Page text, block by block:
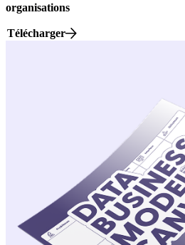
organisations
Télécharger